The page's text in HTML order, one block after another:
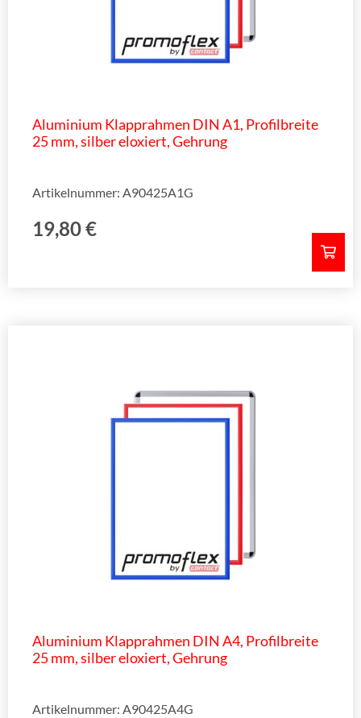
Aluminium Klapprahmen DIN A1, Profilbreite
25 mm, silber eloxiert, Gehrung
19,80€
Artikelnummer: A90425A1G
Aluminium Klapprahmen DIN A4, Profilbreite
25 mm, silber eloxiert, Gehrung
Artikelnummer: A90425A4G